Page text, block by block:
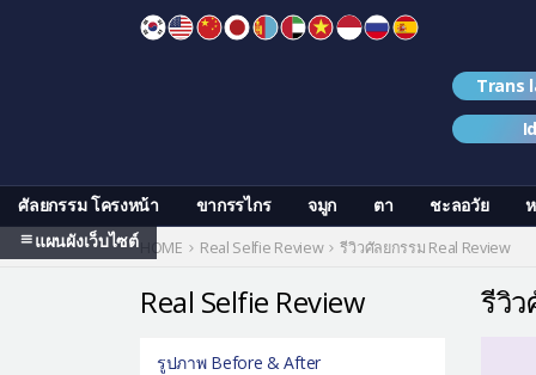
ศัลยกรรม โครงหน้า ขากรรไกร จมูก ตา ชะลอวัย
แผนผังเว็บไซต์
Trans
HOME Real Selfie Review รีวิวศัลยกรรม Real Review
รีวิว
Real Selfie Review
รูปภาพ Before & After